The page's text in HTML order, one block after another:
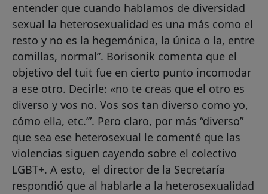
entender que cuando hablamos de diversidad
sexual la heterosexualidad es una más como el
resto y no es la hegemónica, la única o la, entre
comillas, normal”. Borisonik comenta que el
objetivo del tuit fue en cierto punto incomodar
a ese otro. Decirle: «no te creas que el otro es
diverso y vos no. Vos sos tan diverso como yo,
cómo ella, etc.’”. Pero claro, por más “diverso”
que sea ese heterosexual le comenté que las
violencias siguen cayendo sobre el colectivo
LGBT+. A esto, el director de la Secretaría
respondió que al hablarle a la heterosexualidad